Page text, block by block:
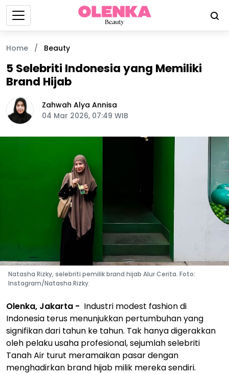
Home / Beauty
5 Selebriti Indonesia yang Memiliki
Brand Hijab
Zahwah Alya Annisa
04 Mar 2026, 07:49 WIB
Natasha Rizky, selebriti pemilik brand hijab Alur Cerita. Foto:
Instagram/Natasha Rizky.
Olenka, Jakarta - Industri modest fashion di
Indonesia terus menunjukkan pertumbuhan yang
signifikan dari tahun ke tahun. Tak hanya digerakkan
oleh pelaku usaha profesional, sejumlah selebriti
Tanah Air turut meramaikan pasar dengan
menghadirkan brand hijab milik mereka sendiri.